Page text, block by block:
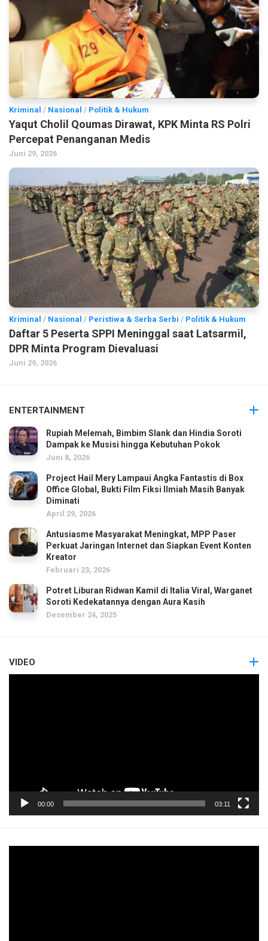
Kriminal / Nasional / Politik & Hukum
Yaqut Cholil Qoumas Dirawat, KPK Minta RS Polri
Percepat Penanganan Medis
Juni 29, 2026
Kriminal / Nasional / Peristiwa & Serba Serbi / Politik & Hukum
Daftar 5 Peserta SPPI Meninggal saat Latsarmil,
DPR Minta Program Dievaluasi
Juni 29, 2026
ENTERTAINMENT
Rupiah Melemah, Bimbim Slank dan Hindia Soroti
Dampak ke Musisi hingga Kebutuhan Pokok
Juni 8, 2026
Project Hail Mery Lampaui Angka Fantastis di Box
Office Global, Bukti Film Fiksi Ilmiah Masih Banyak
Diminati
April 29, 2026
Antusiasme Masyarakat Meningkat, MPP Paser
Perkuat Jaringan Internet dan Siapkan Event Konten
Kreator
Februari 23, 2026
Potret Liburan Ridwan Kamil di Italia Viral, Warganet
Soroti Kedekatannya dengan Aura Kasih
Desember 24, 2025
VIDEO
00:00 03:11